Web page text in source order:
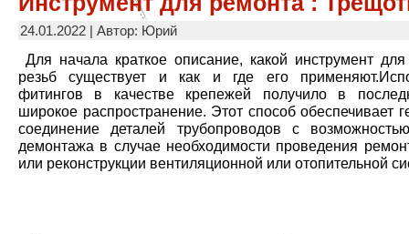
24.01.2022 | Автор: Юрий
Для начала краткое описание, какой инструмент
резьб существует и как и где его
фитингов в качестве крепежей получило в
широкое распространение. Этот способ обеспечивает
соединение деталей трубопроводов с
демонтажа в случае необходимости проведения
или реконструкции вентиляционной или отопительной